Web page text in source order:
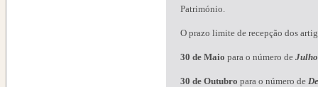
Património.
O prazo limite de recepção dos
30 de Maio para o número de
30 de Outubro para o número de